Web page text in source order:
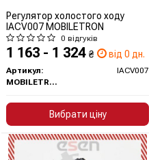
Регулятор холостого ходу
IACV007 MOBILETRON
0 відгуків
1 163 - 1 324 ₴ від 0 дн.
Артикул:
IACV007
MOBILETRON
Вибрати ціну